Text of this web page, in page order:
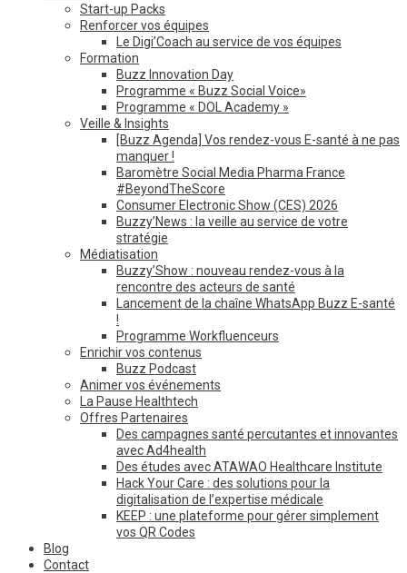
Start-up Packs
Renforcer vos équipes
Le Digi’Coach au service de vos équipes
Formation
Buzz Innovation Day
Programme « Buzz Social Voice»
Programme « DOL Academy »
Veille & Insights
[Buzz Agenda] Vos rendez-vous E-santé à ne pas
manquer !
Baromètre Social Media Pharma France
#BeyondTheScore
Consumer Electronic Show (CES) 2026
Buzzy’News : la veille au service de votre
stratégie
Médiatisation
Buzzy’Show : nouveau rendez-vous à la
rencontre des acteurs de santé
Lancement de la chaîne WhatsApp Buzz E-santé
!
Programme Workfluenceurs
Enrichir vos contenus
Buzz Podcast
Animer vos événements
La Pause Healthtech
Offres Partenaires
Des campagnes santé percutantes et innovantes
avec Ad4health
Des études avec ATAWAO Healthcare Institute
Hack Your Care : des solutions pour la
digitalisation de l’expertise médicale
KEEP : une plateforme pour gérer simplement
vos QR Codes
Blog
Contact